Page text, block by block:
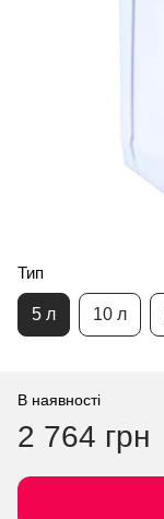
Тип
5 л 10 л
В наявності
2 764 грн